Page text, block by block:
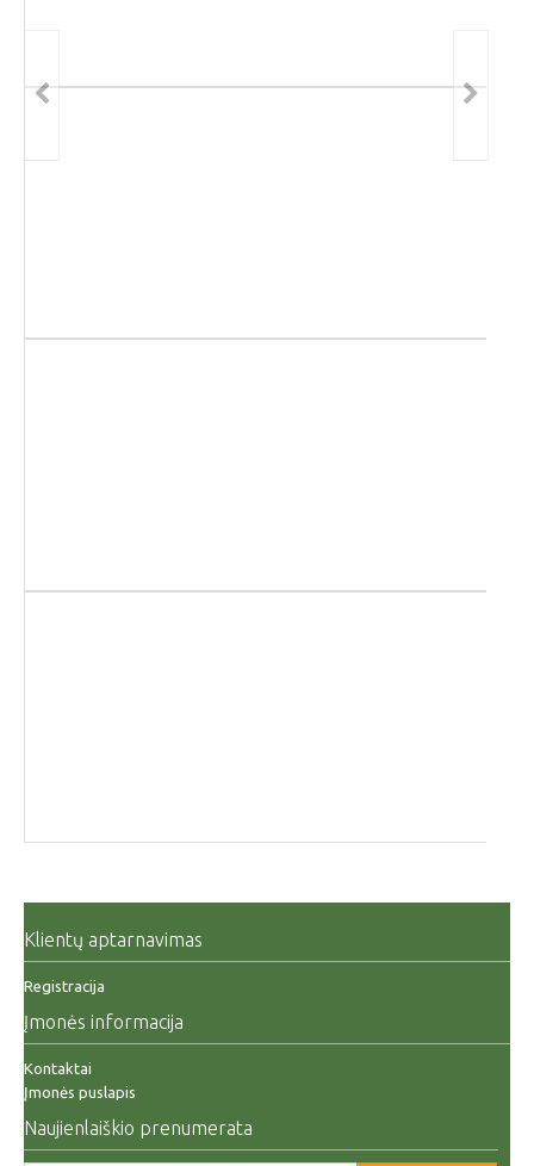
Klientų aptarnavimas
Registracija
Įmonės informacija
Kontaktai
Įmonės puslapis
Naujienlaiškio prenumerata